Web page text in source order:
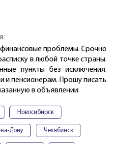
проблемы. Срочно
в любой точке страны.
пункты без исключения.
пенсионерам. Прошу писать
в объявлении.
Новосибирск
на-Дону Челябинск